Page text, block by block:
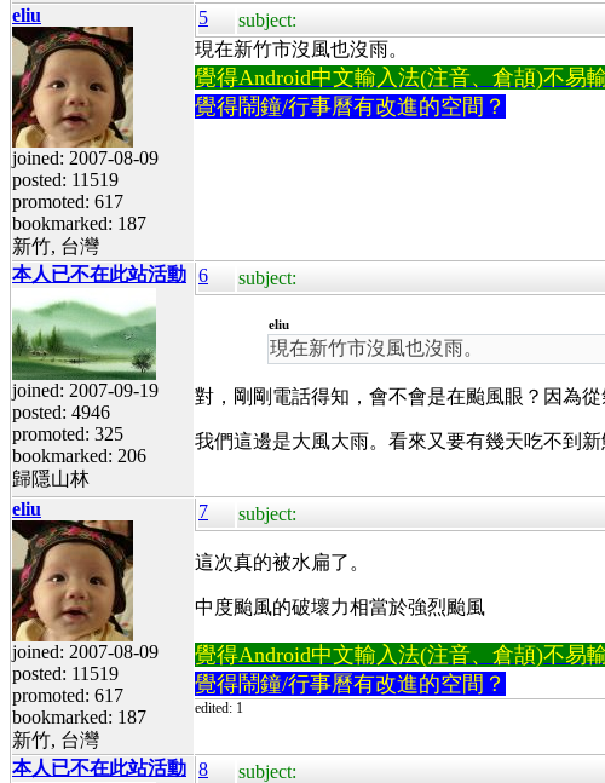
eliu
joined: 2007-08-09
posted: 11519
promoted: 617
bookmarked: 187
新竹, 台灣
5 subject:
現在新竹市沒風也沒雨。
覺得Android中文輸入法(注音、倉頡)不易
覺得鬧鐘/行事曆有改進的空間？
本人已不在此站活動
joined: 2007-09-19
posted: 4946
promoted: 325
bookmarked: 206
歸隱山林
6 subject:
eliu
現在新竹市沒風也沒雨。
對，剛剛電話得知，會不會是在颱風眼？因為
我們這邊是大風大雨。看來又要有幾天吃不到新
eliu
joined: 2007-08-09
posted: 11519
promoted: 617
bookmarked: 187
新竹, 台灣
7 subject:
這次真的被水扁了。
中度颱風的破壞力相當於強烈颱風
覺得Android中文輸入法(注音、倉頡)不易
覺得鬧鐘/行事曆有改進的空間？
edited: 1
本人已不在此站活動 8 subject: